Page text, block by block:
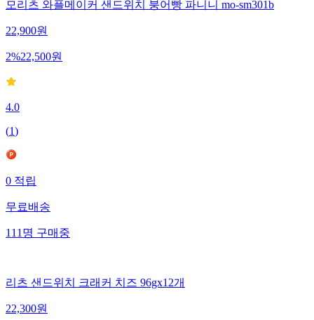
모리츠 와플메이커 샌드위치 붕어빵 파니니 mo-sm301b
22,900원
2%22,500원
4.0
(1)
0적립
무료배송
111명구매중
리츠 샌드위치 크래커 치즈 96gx12개
22,300원